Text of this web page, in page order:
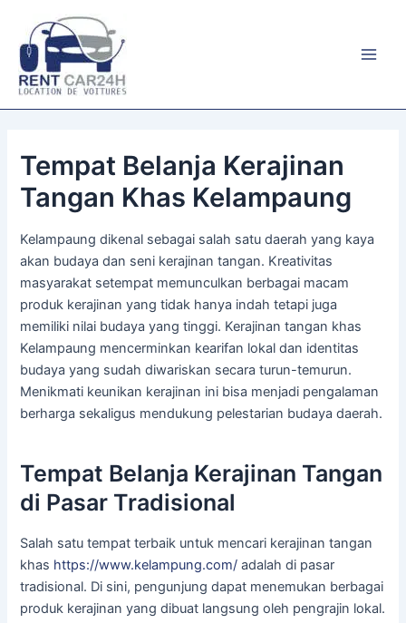
contenu
Tempat Belanja Kerajinan
Tangan Khas Kelampaung
Kelampaung dikenal sebagai salah satu daerah yang kaya
akan budaya dan seni kerajinan tangan. Kreativitas
masyarakat setempat memunculkan berbagai macam
produk kerajinan yang tidak hanya indah tetapi juga
memiliki nilai budaya yang tinggi. Kerajinan tangan khas
Kelampaung mencerminkan kearifan lokal dan identitas
budaya yang sudah diwariskan secara turun-temurun.
Menikmati keunikan kerajinan ini bisa menjadi pengalaman
berharga sekaligus mendukung pelestarian budaya daerah.
Tempat Belanja Kerajinan Tangan
di Pasar Tradisional
Salah satu tempat terbaik untuk mencari kerajinan tangan
khas https://www.kelampung.com/ adalah di pasar
tradisional. Di sini, pengunjung dapat menemukan berbagai
produk kerajinan yang dibuat langsung oleh pengrajin lokal.